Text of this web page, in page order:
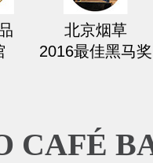
北京烟草
2016最佳黑马奖
CAFÉ